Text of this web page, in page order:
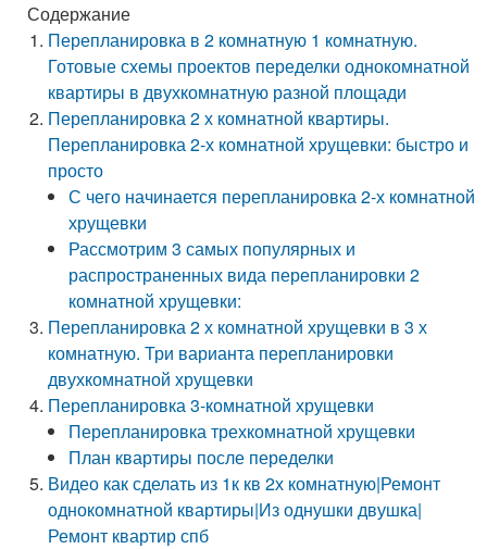
Содержание
Перепланировка в 2 комнатную 1 комнатную.
Готовые схемы проектов переделки однокомнатной
квартиры в двухкомнатную разной площади
Перепланировка 2 х комнатной квартиры.
Перепланировка 2-х комнатной хрущевки: быстро и
просто
С чего начинается перепланировка 2-х комнатной
хрущевки
Рассмотрим 3 самых популярных и
распространенных вида перепланировки 2
комнатной хрущевки:
Перепланировка 2 х комнатной хрущевки в 3 х
комнатную. Три варианта перепланировки
двухкомнатной хрущевки
Перепланировка 3-комнатной хрущевки
Перепланировка трехкомнатной хрущевки
План квартиры после переделки
Видео как сделать из 1к кв 2х комнатную|Ремонт
однокомнатной квартиры|Из однушки двушка|
Ремонт квартир спб